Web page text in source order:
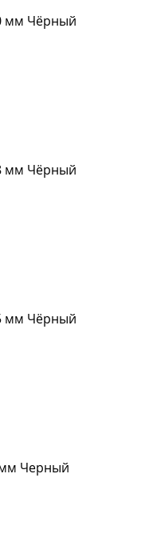
мм Чёрный
мм Чёрный
мм Чёрный
мм Черный